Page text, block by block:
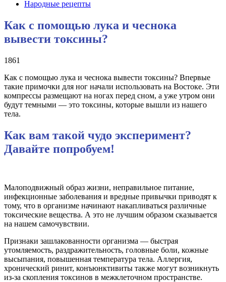
Народные рецепты
Как с помощью лука и чеснока
вывести токсины?
1861
Как с помощью лука и чеснока вывести токсины? Впервые
такие примочки для ног начали использовать на Востоке. Эти
компрессы размещают на ногах перед сном, а уже утром они
будут темными — это токсины, которые вышли из нашего
тела.
Как вам такой чудо эксперимент?
Давайте попробуем!
Малоподвижный образ жизни, неправильное питание,
инфекционные заболевания и вредные привычки приводят к
тому, что в организме начинают накапливаться различные
токсические вещества. А это не лучшим образом сказывается
на нашем самочувствии.
Признаки зашлакованности организма — быстрая
утомляемость, раздражительность, головные боли, кожные
высыпания, повышенная температура тела. Аллергия,
хронический ринит, конъюнктивиты также могут возникнуть
из-за скопления токсинов в межклеточном пространстве.